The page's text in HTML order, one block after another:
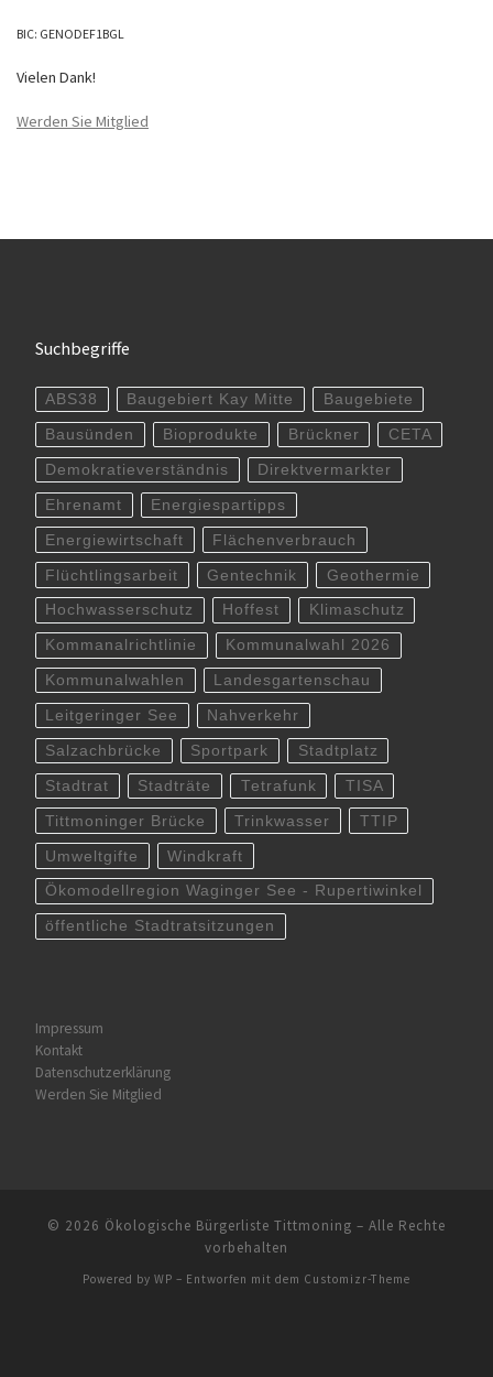
BIC: GENODEF1BGL
Vielen Dank!
Werden Sie Mitglied
Suchbegriffe
ABS38 Baugebiert Kay Mitte Baugebiete
Bausünden Bioprodukte Brückner CETA
Demokratieverständnis Direktvermarkter
Ehrenamt Energiespartipps
Energiewirtschaft Flächenverbrauch
Flüchtlingsarbeit Gentechnik Geothermie
Hochwasserschutz Hoffest Klimaschutz
Kommanalrichtlinie Kommunalwahl 2026
Kommunalwahlen Landesgartenschau
Leitgeringer See Nahverkehr
Salzachbrücke Sportpark Stadtplatz
Stadtrat Stadträte Tetrafunk TISA
Tittmoninger Brücke Trinkwasser TTIP
Umweltgifte Windkraft
Ökomodellregion Waginger See - Rupertiwinkel
öffentliche Stadtratsitzungen
Impressum
Kontakt
Datenschutzerklärung
Werden Sie Mitglied
© 2026 Ökologische Bürgerliste Tittmoning – Alle Rechte
vorbehalten
Powered by WP – Entworfen mit dem Customizr-Theme